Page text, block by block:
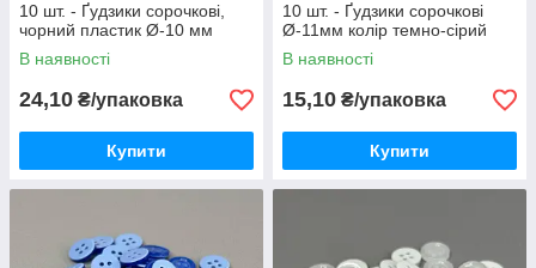
10 шт. - Ґудзики сорочкові,
чорний пластик Ø-10 мм
В наявності
24,10 ₴/упаковка
Купити
10 шт. - Ґудзики сорочкові
Ø-11мм колір темно-сірий
В наявності
15,10 ₴/упаковка
Купити